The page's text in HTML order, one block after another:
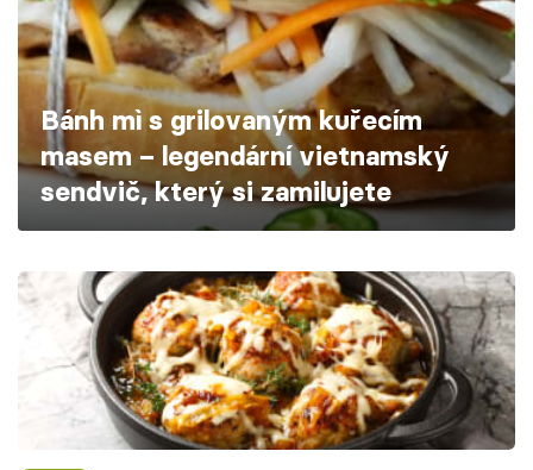
Škola vaření
Recepty z TV
Speciál: Cuketa
Těhotnej kuchař
Přihlášení
Sledujte nás
Bánh mì s grilovaným kuřecím
masem – legendární vietnamský
sendvič, který si zamilujete